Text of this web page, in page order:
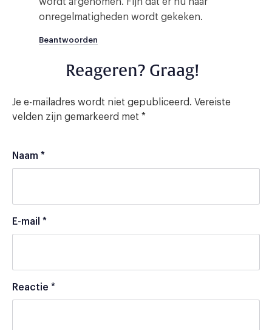
onregelmatigheden wordt gekeken.
Beantwoorden
Reageren? Graag!
Je e-mailadres wordt niet gepubliceerd. Vereiste
velden zijn gemarkeerd met *
Naam *
E-mail *
Reactie *